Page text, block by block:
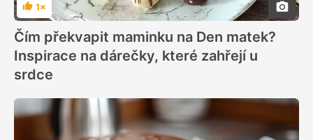
Hodnocení
1×
Čím překvapit maminku na Den matek?
Inspirace na dárečky, které zahřejí u
srdce